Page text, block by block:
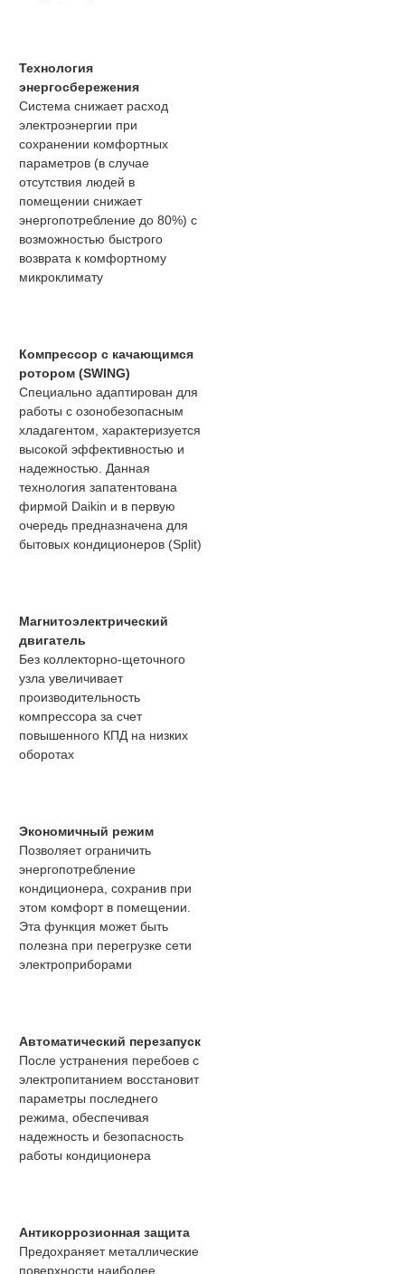
Технология
энергосбережения
Система снижает расход
электроэнергии при
сохранении комфортных
параметров (в случае
отсутствия людей в
помещении снижает
энергопотребление до 80%) с
возможностью быстрого
возврата к комфортному
микроклимату
Компрессор с качающимся
ротором (SWING)
Специально адаптирован для
работы с озонобезопасным
хладагентом, характеризуется
высокой эффективностью и
надежностью. Данная
технология запатентована
фирмой Daikin и в первую
очередь предназначена для
бытовых кондиционеров (Split)
Магнитоэлектрический
двигатель
Без коллекторно-щеточного
узла увеличивает
производительность
компрессора за счет
повышенного КПД на низких
оборотах
Экономичный режим
Позволяет ограничить
энергопотребление
кондиционера, сохранив при
этом комфорт в помещении.
Эта функция может быть
полезна при перегрузке сети
электроприборами
Автоматический перезапуск
После устранения перебоев с
электропитанием восстановит
параметры последнего
режима, обеспечивая
надежность и безопасность
работы кондиционера
Антикоррозионная защита
Предохраняет металлические
поверхности наиболее